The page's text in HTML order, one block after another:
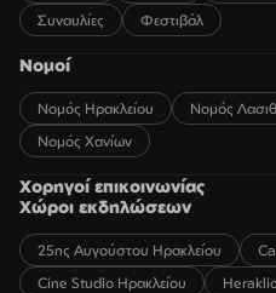
Συναυλίες
Φεστιβάλ
Νομοί
Νομός Ηρακλείου Νομός
Νομός Χανίων
Χορηγοί επικοινωνίας
Χώροι εκδηλώσεων
25ης Αυγούστου Ηρακλείου
Cine Studio Ηρακλείου